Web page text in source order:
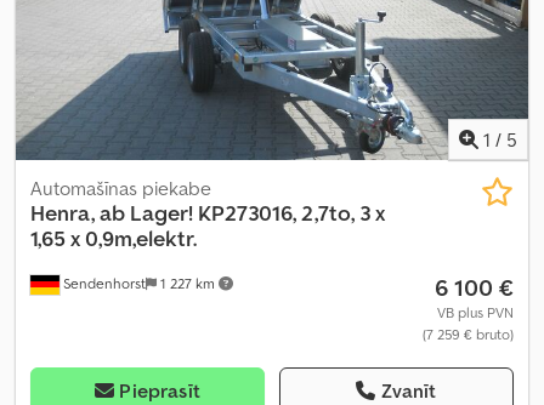
1 / 5
Sendenhorst 1 227 km
Automašīnas piekabe
Henra, ab Lager! KP273016, 2,7to, 3 x
1,65 x 0,9m,elektr.
6 100 €
VB plus PVN
(7 259 € bruto)
Pieprasīt Zvanīt